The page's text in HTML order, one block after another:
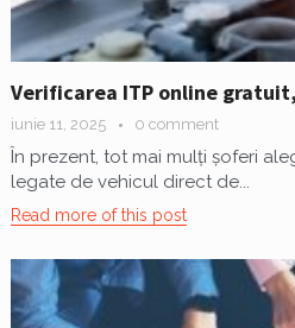
Verificarea ITP online
iunie 11, 2025 0 comment
În prezent, tot mai mulți șoferi
legate de vehicul direct de...
Read more of this post